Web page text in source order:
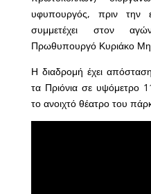
υφυπουργός, πριν την
συμμετέχει στον
Πρωθυπουργό Κυριάκο
Η διαδρομή έχει
τα Πριόνια σε υψόμετρο
το ανοιχτό θέατρο του